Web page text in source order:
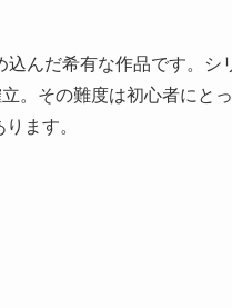
込んだ希有な作品です。シ
。その難度は初心者にと
ます。